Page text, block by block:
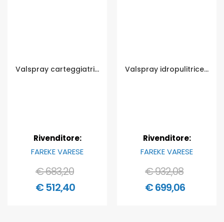
Valspray carteggiatrice VSE25 - 710 W
Rivenditore:
FAREKE VARESE
€ 683,20
€ 512,40
Valspray idropulitrice Vs 1600 - 230v
Rivenditore:
FAREKE VARESE
€ 932,08
€ 699,06